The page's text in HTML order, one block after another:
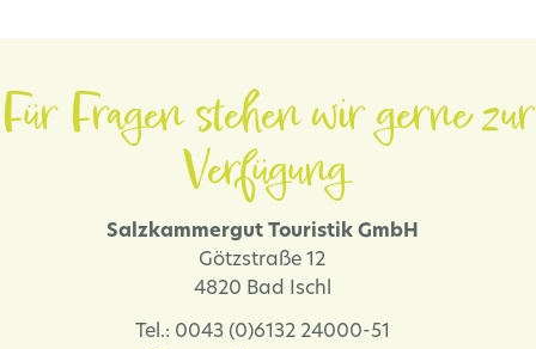
Für Fragen stehen wir gerne zur
Verfügung.
Salzkammergut Touristik GmbH
Götzstraße 12
4820 Bad Ischl
Tel.: 0043 (0)6132 24000-51